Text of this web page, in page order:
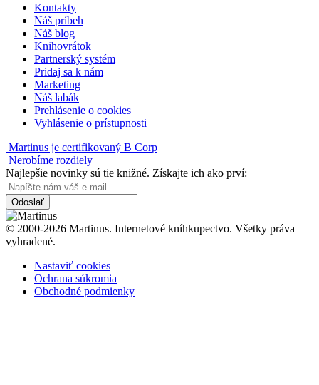
Kontakty
Náš príbeh
Náš blog
Knihovrátok
Partnerský systém
Pridaj sa k nám
Marketing
Náš labák
Prehlásenie o cookies
Vyhlásenie o prístupnosti
Martinus je certifikovaný B Corp
Nerobíme rozdiely
Najlepšie novinky sú tie knižné. Získajte ich ako prví:
Odoslať
© 2000-2026 Martinus. Internetové kníhkupectvo. Všetky práva
vyhradené.
Nastaviť cookies
Ochrana súkromia
Obchodné podmienky